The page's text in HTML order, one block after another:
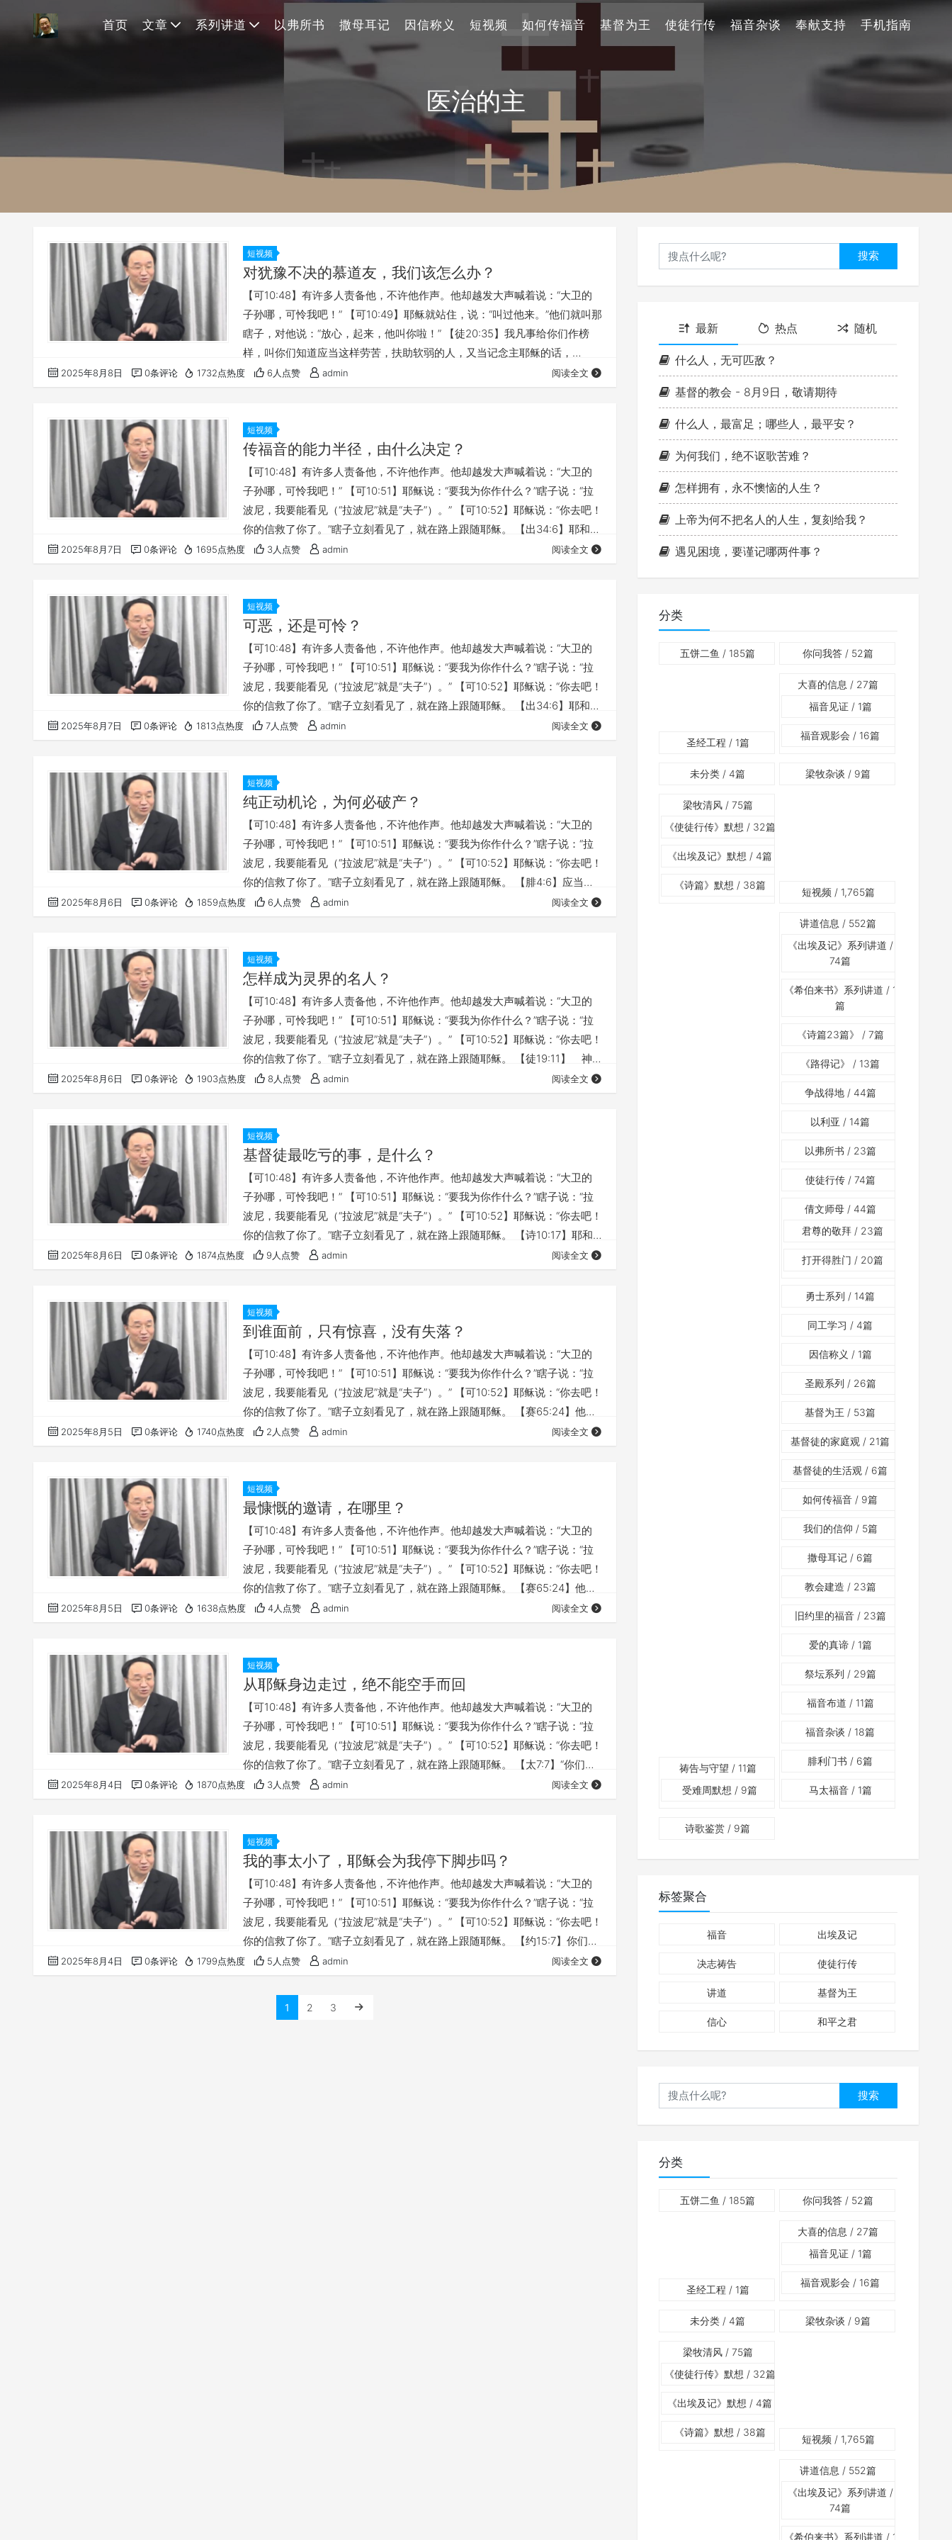
首页 文章 系列讲道 以弗所书 撒母耳记 因信称义 短视频 如何传福音 基督为王 使徒行传 福音杂谈 奉献支持 手机指南
医治的主
短视频
对犹豫不决的慕道友，我们该怎么办？
【可10:48】有许多人责备他，不许他作声。他却越发大声喊着说：“大卫的
子孙哪，可怜我吧！” 【可10:49】耶稣就站住，说：“叫过他来。”他们就叫那
瞎子，对他说：“放心，起来，他叫你啦！” 【徒20:35】我凡事给你们作榜
样，叫你们知道应当这样劳苦，扶助软弱的人，又当记念主耶稣的话，
说：‘施比受更为有福。’” 完整讲道，请点击👇 《基督为王（40）医治的主 》
为何在基督里，我们才能得自由？ 你要收听这篇重要的信息： 《基督为王
链接发给他，在浏…
2025年8月8日 0条评论 1732点热度 6人点赞 admin 阅读全文
短视频
传福音的能力半径，由什么决定？
【可10:48】有许多人责备他，不许他作声。他却越发大声喊着说：“大卫的
子孙哪，可怜我吧！” 【可10:51】耶稣说：“要我为你作什么？”瞎子说：“拉
波尼，我要能看见（“拉波尼”就是“夫子”）。” 【可10:52】耶稣说：“你去吧！
你的信救了你了。”瞎子立刻看见了，就在路上跟随耶稣。 【出34:6】耶和华
在他面前宣告说：“耶和华，耶和华，是有怜悯、有恩典的 神，不轻易发
怒，并有丰盛的慈爱和诚实。 【犹1:22】有些人存疑心，你们要怜悯他们；
能…
2025年8月7日 0条评论 1695点热度 3人点赞 admin 阅读全文
短视频
可恶，还是可怜？
【可10:48】有许多人责备他，不许他作声。他却越发大声喊着说：“大卫的
子孙哪，可怜我吧！” 【可10:51】耶稣说：“要我为你作什么？”瞎子说：“拉
波尼，我要能看见（“拉波尼”就是“夫子”）。” 【可10:52】耶稣说：“你去吧！
你的信救了你了。”瞎子立刻看见了，就在路上跟随耶稣。 【出34:6】耶和华
在他面前宣告说：“耶和华，耶和华，是有怜悯、有恩典的 神，不轻易发
怒，并有丰盛的慈爱和诚实。 【彼后3:9】主所应许的尚未成就，有人以为他
改。 【雅2…
2025年8月7日 0条评论 1813点热度 7人点赞 admin 阅读全文
短视频
纯正动机论，为何必破产？
【可10:48】有许多人责备他，不许他作声。他却越发大声喊着说：“大卫的
子孙哪，可怜我吧！” 【可10:51】耶稣说：“要我为你作什么？”瞎子说：“拉
波尼，我要能看见（“拉波尼”就是“夫子”）。” 【可10:52】耶稣说：“你去吧！
你的信救了你了。”瞎子立刻看见了，就在路上跟随耶稣。 【腓4:6】应当一
无挂虑，只要凡事藉着祷告、祈求和感谢，将你们所要的告诉 神。 【腓
4:7】 神所赐出人意外的平安，必在基督耶稣里保守你们的心怀意念。 完整
由？…
2025年8月6日 0条评论 1859点热度 6人点赞 admin 阅读全文
短视频
怎样成为灵界的名人？
【可10:48】有许多人责备他，不许他作声。他却越发大声喊着说：“大卫的
子孙哪，可怜我吧！” 【可10:51】耶稣说：“要我为你作什么？”瞎子说：“拉
波尼，我要能看见（“拉波尼”就是“夫子”）。” 【可10:52】耶稣说：“你去吧！
你的信救了你了。”瞎子立刻看见了，就在路上跟随耶稣。 【徒19:11】 神
藉保罗的手行了些非常的奇事， 【徒19:12】甚至有人从保罗身上拿手巾或围
裙放在病人身上，病就退了，恶鬼也出去了。 【雅5:17】以利亚与我们是一
【…
2025年8月6日 0条评论 1903点热度 8人点赞 admin 阅读全文
短视频
基督徒最吃亏的事，是什么？
【可10:48】有许多人责备他，不许他作声。他却越发大声喊着说：“大卫的
子孙哪，可怜我吧！” 【可10:51】耶稣说：“要我为你作什么？”瞎子说：“拉
波尼，我要能看见（“拉波尼”就是“夫子”）。” 【可10:52】耶稣说：“你去吧！
你的信救了你了。”瞎子立刻看见了，就在路上跟随耶稣。 【诗10:17】耶和
华啊，谦卑人的心愿，你早已知道（原文作“听见”）；你必预备他们的心，也
必侧耳听他们的祈求， 【腓4:6】应当一无挂虑，只要凡事藉着祷告、祈求和
基…
2025年8月6日 0条评论 1874点热度 9人点赞 admin 阅读全文
短视频
到谁面前，只有惊喜，没有失落？
【可10:48】有许多人责备他，不许他作声。他却越发大声喊着说：“大卫的
子孙哪，可怜我吧！” 【可10:51】耶稣说：“要我为你作什么？”瞎子说：“拉
波尼，我要能看见（“拉波尼”就是“夫子”）。” 【可10:52】耶稣说：“你去吧！
你的信救了你了。”瞎子立刻看见了，就在路上跟随耶稣。 【赛65:24】他们
尚未求告，我就应允；正说话的时候，我就垂听。 【腓4:6】应当一无挂虑，
只要凡事藉着祷告、祈求和感谢，将你们所要的告诉 神。 【腓4:7】 神所
击…
2025年8月5日 0条评论 1740点热度 2人点赞 admin 阅读全文
短视频
最慷慨的邀请，在哪里？
【可10:48】有许多人责备他，不许他作声。他却越发大声喊着说：“大卫的
子孙哪，可怜我吧！” 【可10:51】耶稣说：“要我为你作什么？”瞎子说：“拉
波尼，我要能看见（“拉波尼”就是“夫子”）。” 【可10:52】耶稣说：“你去吧！
你的信救了你了。”瞎子立刻看见了，就在路上跟随耶稣。 【赛65:24】他们
尚未求告，我就应允；正说话的时候，我就垂听。 【约15:7】你们若常在我
里面，我的话也常在你们里面；凡你们所愿意的，祈求就给你们成就。 完整
们…
2025年8月5日 0条评论 1638点热度 4人点赞 admin 阅读全文
短视频
从耶稣身边走过，绝不能空手而回
【可10:48】有许多人责备他，不许他作声。他却越发大声喊着说：“大卫的
子孙哪，可怜我吧！” 【可10:51】耶稣说：“要我为你作什么？”瞎子说：“拉
波尼，我要能看见（“拉波尼”就是“夫子”）。” 【可10:52】耶稣说：“你去吧！
你的信救了你了。”瞎子立刻看见了，就在路上跟随耶稣。 【太7:7】“你们祈
求，就给你们；寻找，就寻见；叩门，就给你们开门。 【可11:24】所以我告
诉你们：凡你们祷告祈求的，无论是什么，只要信是得着的，就必得着。 完
2025年8月4日 0条评论 1870点热度 3人点赞 admin 阅读全文
短视频
我的事太小了，耶稣会为我停下脚步吗？
【可10:48】有许多人责备他，不许他作声。他却越发大声喊着说：“大卫的
子孙哪，可怜我吧！” 【可10:51】耶稣说：“要我为你作什么？”瞎子说：“拉
波尼，我要能看见（“拉波尼”就是“夫子”）。” 【可10:52】耶稣说：“你去吧！
你的信救了你了。”瞎子立刻看见了，就在路上跟随耶稣。 【约15:7】你们若
常在我里面，我的话也常在你们里面；凡你们所愿意的，祈求就给你们成
就。 完整讲道，请点击👇 《基督为王（40）医治的主 》 至善的主基督，是
怎样爱我们的？ 你要收听这篇重要的信息： 《救恩的元帅》 本文链接（若有
2025年8月4日 0条评论 1799点热度 5人点赞 admin 阅读全文
1 2 3
搜索
最新 热点 随机
什么人，无可匹敌？
基督的教会 - 8月9日，敬请期待
什么人，最富足；哪些人，最平安？
为何我们，绝不讴歌苦难？
怎样拥有，永不懊恼的人生？
上帝为何不把名人的人生，复刻给我？
遇见困境，要谨记哪两件事？
分类
五饼二鱼 / 185篇 你问我答 / 52篇
圣经工程 / 1篇
大喜的信息 / 27篇
福音见证 / 1篇
福音观影会 / 16篇
未分类 / 4篇 梁牧杂谈 / 9篇
梁牧清风/ 75篇
《使徒行传》默想 / 32篇
《出埃及记》默想 / 4篇
《诗篇》默想 / 38篇
短视频/ 1,765篇
祷告与守望 / 11篇
受难周默想 / 9篇
讲道信息 / 552篇
《出埃及记》系列讲道 /
74篇
《希伯来书》系列讲道 / 1
篇
《诗篇23篇》 / 7篇
《路得记》 / 13篇
争战得地/ 44篇
以利亚 / 14篇
以弗所书 / 23篇
使徒行传/ 74篇
倩文师母/ 44篇
君尊的敬拜/ 23篇
打开得胜门 / 20篇
勇士系列 / 14篇
同工学习 / 4篇
因信称义 / 1篇
圣殿系列 / 26篇
基督为王 / 53篇
基督徒的家庭观 / 21篇
基督徒的生活观 / 6篇
如何传福音 / 9篇
我们的信仰 / 5篇
撒母耳记 / 6篇
教会建造 / 23篇
旧约里的福音/ 23篇
爱的真谛/ 1篇
祭坛系列 / 29篇
福音布道 / 11篇
福音杂谈 / 18篇
腓利门书 / 6篇
马太福音/ 1篇
诗歌鉴赏 / 9篇
标签聚合
福音 出埃及记
决志祷告 使徒行传
讲道 基督为王
信心 和平之君
搜索
分类
五饼二鱼 / 185篇 你问我答 / 52篇
圣经工程 / 1篇
大喜的信息 / 27篇
福音见证 / 1篇
福音观影会 / 16篇
未分类 / 4篇 梁牧杂谈 / 9篇
梁牧清风/ 75篇
《使徒行传》默想 / 32篇
《出埃及记》默想 / 4篇
《诗篇》默想 / 38篇
短视频/ 1,765篇
讲道信息 / 552篇
《出埃及记》系列讲道 /
74篇
《希伯来书》系列讲道 / 1